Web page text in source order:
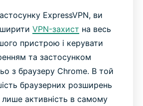
ExpressVPN, ви
VPN-захист на весь
пристрою і керувати
та застосунком
з браузеру Chrome. В той
браузерних розширень
активність в самому